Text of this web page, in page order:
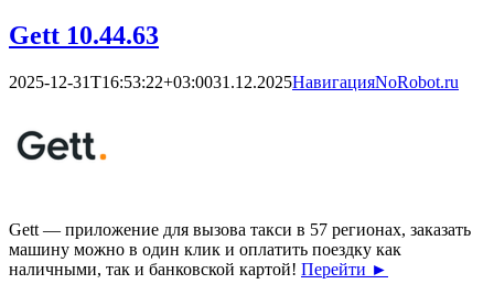
Gett 10.44.63
2025-12-31T16:53:22+03:0031.12.2025НавигацияNoRobot.ru
Gett — приложение для вызова такси в 57 регионах, заказать
машину можно в один клик и оплатить поездку как
наличными, так и банковской картой! Перейти ►